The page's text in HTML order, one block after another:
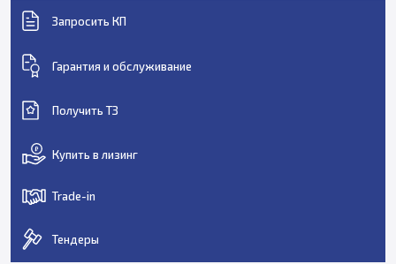
Запросить КП
Гарантия и обслуживание
Получить ТЗ
Купить в лизинг
Trade-in
Тендеры